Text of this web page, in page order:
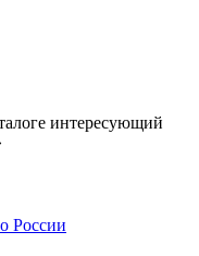
интересующий
России